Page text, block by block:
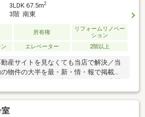
3LDK 67.5m2
3階 南東
所有権
リフォームリノベー
ション
エレベーター 2階以上
産サイトを見なくても当店で解決／当
物件の大半を最・新・情・報で掲載！
林中学校◆岐阜バス「名鉄岐阜」停 徒
引渡し可能◆オートロック付きで安心
旬リノベ実施※写真をクリックする